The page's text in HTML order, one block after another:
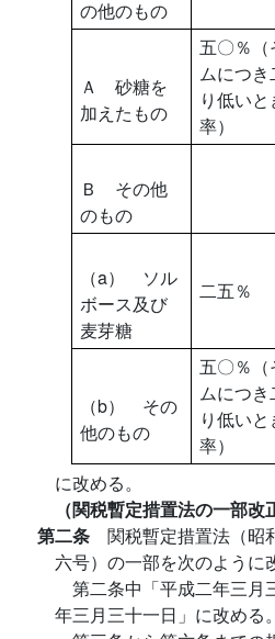
の他のもの
Ａ 砂糖を
加えたもの
五〇％（
ムにつき
り低い
率）
Ｂ その他
のもの
（a） ソル
ボース及び
麦芽糖
二五％
（b） その
他のもの
五〇％（
ムにつき
り低い
率）
に改める。
（関税暫定措置法の一部改
第二条 関税暫定措置法（昭
六号）の一部を次のように
第二条中「平成二年三月
年三月三十一日」に改める。